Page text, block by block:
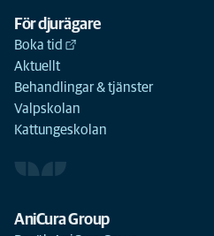
För djurägare
Boka tid
Aktuellt
Behandlingar & tjänster
Valpskolan
Kattungeskolan
AniCura Group